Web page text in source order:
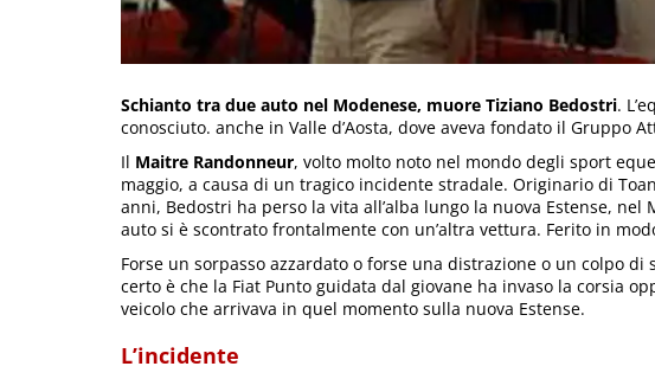
Schianto tra due auto nel Modenese, muore Tiziano Bedostri.
conosciuto. anche in Valle d’Aosta, dove aveva fondato il Gruppo
Il Maitre Randonneur, volto molto noto nel mondo degli sport
maggio, a causa di un tragico incidente stradale. Originario di
anni, Bedostri ha perso la vita all’alba lungo la nuova Estense, nel
auto si è scontrato frontalmente con un’altra vettura. Ferito in
Forse un sorpasso azzardato o forse una distrazione o un colpo di
certo è che la Fiat Punto guidata dal giovane ha invaso la corsia
veicolo che arrivava in quel momento sulla nuova Estense.
L’incidente